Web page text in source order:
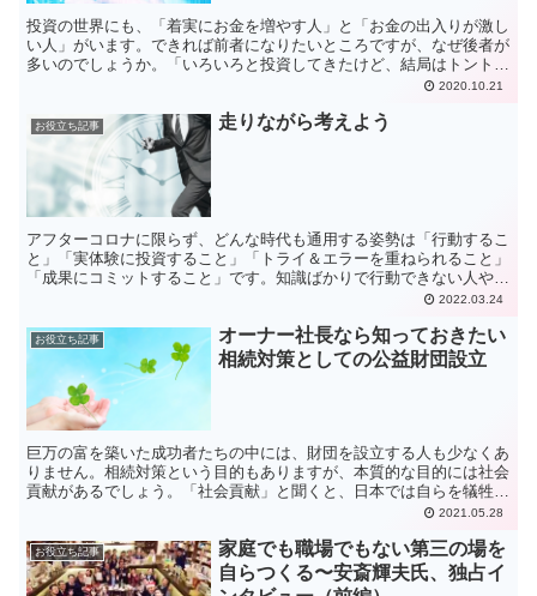
投資の世界にも、「着実にお金を増やす人」と「お金の出入りが激し
い人」がいます。できれば前者になりたいところですが、なぜ後者が
多いのでしょうか。「いろいろと投資してきたけど、結局はトントン
か、マイナスかなぁ」とならないために持った方が良い投資哲学と
2020.10.21
お役立ち記事 走りながら考えよう
アフターコロナに限らず、どんな時代も通用する姿勢は「行動するこ
と」「実体験に投資すること」「トライ＆エラーを重ねられること」
「成果にコミットすること」です。知識ばかりで行動できない人や行
動の遅い人は、何の成果も残せず、人から見切られてしまう...2022.03.24
お役立ち記事
オーナー社長なら知っておきたい
相続対策としての公益財団設立
巨万の富を築いた成功者たちの中には、財団を設立する人も少なくあ
りません。相続対策という目的もありますが、本質的な目的には社会
貢献があるでしょう。「社会貢献」と聞くと、日本では自らを犠牲に
したり余暇で行うボランティアというイメージがまだまだ強...2021.05.28
お役立ち記事
家庭でも職場でもない第三の場を
自らつくる〜安斎輝夫氏、独占イ